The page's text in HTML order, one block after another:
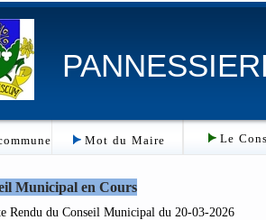
Le
Mot du Maire
Municipal en Cours
Rendu du Conseil Municipal du 20-03-2026